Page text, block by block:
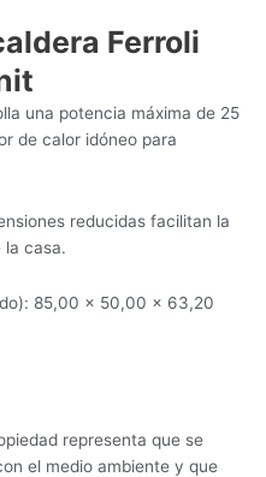
Ferroli
una potencia máxima de 25
de calor idóneo para
reducidas facilitan la
la casa.
85,00 × 50,00 × 63,20
representa que se
el medio ambiente y que